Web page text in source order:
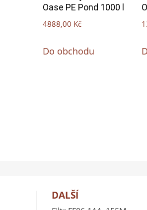
Oase PE Pond 1000 l
4888,00 Kč
Do obchodu
DALŠÍ